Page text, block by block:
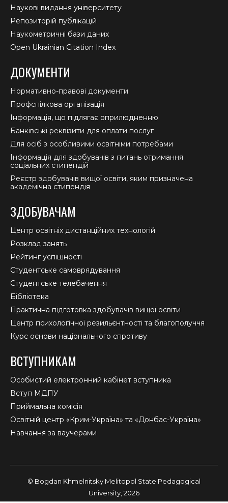
Наукові видання університету
Репозиторій публікацій
Наукометричні бази даних
Open Ukrainian Citation Index
ДОКУМЕНТИ
Нормативно-правові документи
Профспілкова організація
Інформація, що підлягає оприлюдненню
Банківські реквізити для оплати послуг
Для осіб з особливими освітніми потребами
Інформація для здобувачів з питань отримання
соціальних стипендій
Реєстр здобувачів вищої освіти, яким призначена
академічна стипендія
ЗДОБУВАЧАМ
Центр освітніх дистанційних технологій
Розклад занять
Рейтинг успішності
Студентське самоврядування
Студентське телебачення
Бібліотека
Практична підготовка здобувачів вищої освіти
Центр психологічної резильєнтності та благополуччя
Курс основи національного спротиву
ВСТУПНИКАМ
Особистий електронний кабінет вступника
Вступ МДПУ
Приймальна комісія
Освітній центр «Крим-Україна» та «Донбас-Україна»
Навчання за ваучерами
© Bogdan Khmelnitsky Melitopol State Pedagogical
University, 2026